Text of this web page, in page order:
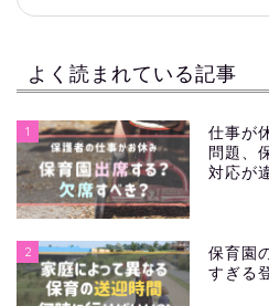
よく読まれている記事
1
仕事が
問題、
対応が
2
保育園
すぎる